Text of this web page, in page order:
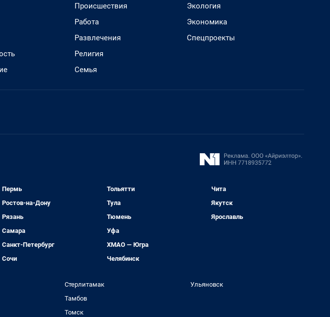
Происшествия
Работа
Развлечения
Религия
Семья
Экология
Экономика
Спецпроекты
Пермь
Ростов-на-Дону
Рязань
Самара
Санкт-Петербург
Сочи
Тольятти
Тула
Тюмень
Уфа
ХМАО — Югра
Челябинск
Чита
Якутск
Ярославль
Стерлитамак
Тамбов
Томск
Ульяновск